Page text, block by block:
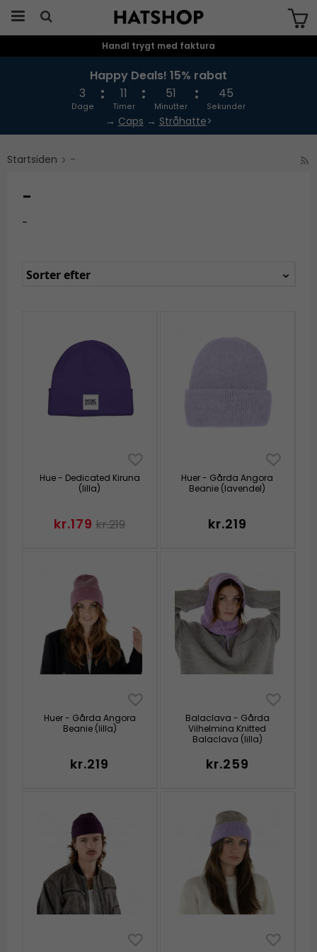
Produktet er blevet tilføjet til din
Handl trygt med faktura
Happy Deals! 15% rabat
3
Dage
11
Timer
51
Minutter
44
Sekunder
→ Caps → Stråhatte>
Startsiden -
-
-
Sorter efter
Hue - Dedicated Kiruna
(lilla)
kr.179 kr.219
Huer - Gårda Angora
Beanie (lavendel)
kr.219
Huer - Gårda Angora
Beanie (lilla)
kr.219
Balaclava - Gårda
Vilhelmina Knitted
Balaclava (lilla)
kr.259